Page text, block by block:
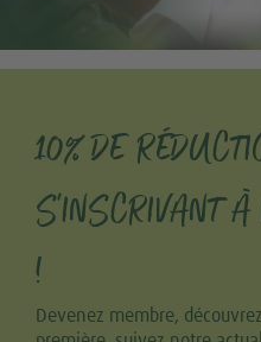
10% DE
S'INSCRIVANT
!
Devenez membre,